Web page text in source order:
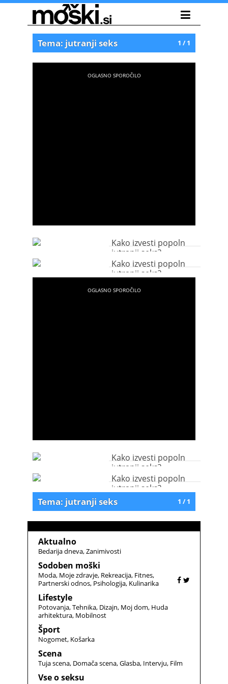
1 / 1
Tema: jutranji seks
Kako izvesti popoln
jutranji seks?
Kako izvesti popoln
jutranji seks?
Kako izvesti popoln
jutranji seks?
Kako izvesti popoln
jutranji seks?
1 / 1
Tema: jutranji seks
Aktualno
Bedarija dneva Zanimivosti
Sodoben moški
Moda Moje zdravje Rekreacija Fitnes
Partnerski odnos Psihologija Kulinarika
Lifestyle
Potovanja Tehnika Dizajn Moj dom Huda
arhitektura Mobilnost
Šport
Nogomet Košarka
Scena
Tuja scena Domača scena Glasba Intervju Film
Vse o seksu